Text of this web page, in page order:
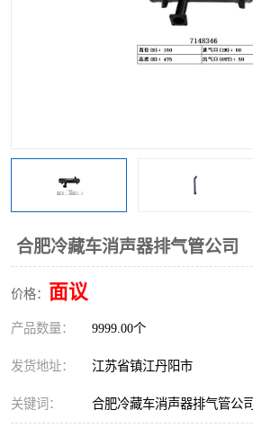
合肥冷藏车消声器排气管公司
价格： 面议
产品数量： 9999.00个
发货地址： 江苏省镇江丹阳市
关键词： 合肥冷藏车消声器排气管公司